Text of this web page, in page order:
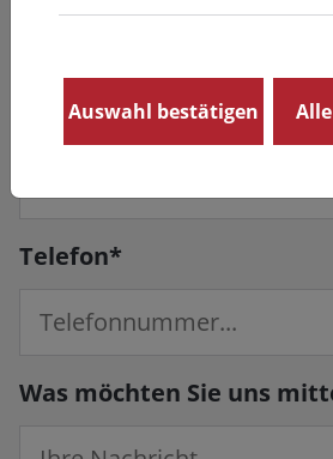
E-Mail-Adresse*
Telefon*
Was möchten Sie uns
Auswahl bestätigen